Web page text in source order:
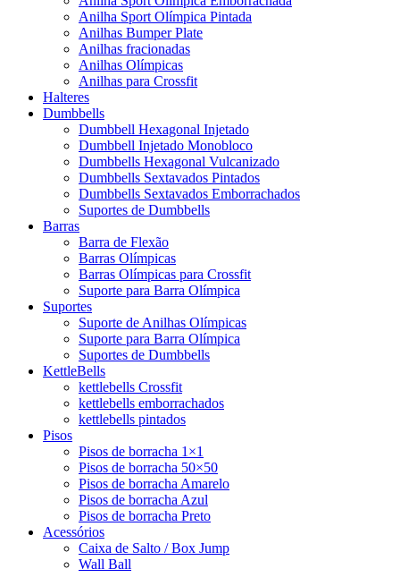
Anilha Sport Olímpica Pintada
Anilhas Bumper Plate
Anilhas fracionadas
Anilhas Olímpicas
Anilhas para Crossfit
Halteres
Dumbbells
Dumbbell Hexagonal Injetado
Dumbbell Injetado Monobloco
Dumbbells Hexagonal Vulcanizado
Dumbbells Sextavados Pintados
Dumbbells Sextavados Emborrachados
Suportes de Dumbbells
Barras
Barra de Flexão
Barras Olímpicas
Barras Olímpicas para Crossfit
Suporte para Barra Olímpica
Suportes
Suporte de Anilhas Olímpicas
Suporte para Barra Olímpica
Suportes de Dumbbells
KettleBells
kettlebells Crossfit
kettlebells emborrachados
kettlebells pintados
Pisos
Pisos de borracha 1×1
Pisos de borracha 50×50
Pisos de borracha Amarelo
Pisos de borracha Azul
Pisos de borracha Preto
Acessórios
Caixa de Salto / Box Jump
Wall Ball